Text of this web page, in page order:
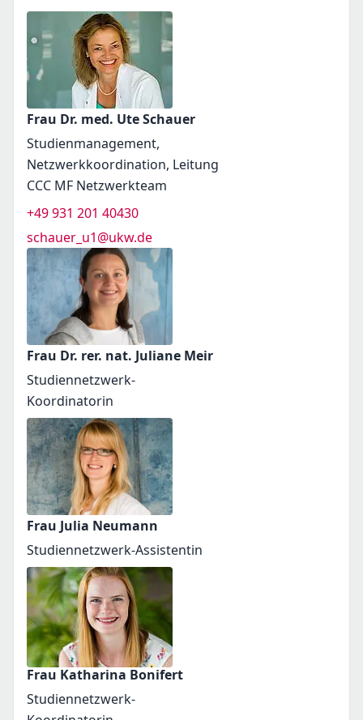
Frau Dr. med. Ute Schauer
Studienmanagement,
Netzwerkkoordination, Leitung
CCC MF Netzwerkteam
+49 931 201 40430
schauer_u1@ukw.de
Frau Dr. rer. nat. Juliane Meir
Studiennetzwerk-
Koordinatorin
Frau Julia Neumann
Studiennetzwerk-Assistentin
Frau Katharina Bonifert
Studiennetzwerk-